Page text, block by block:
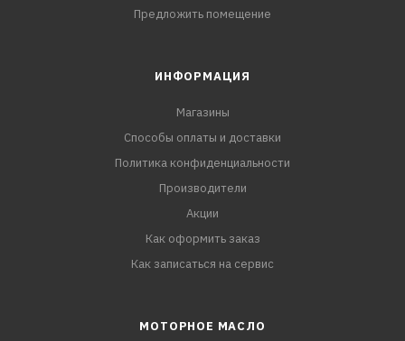
Предложить помещение
ИНФОРМАЦИЯ
Магазины
Способы оплаты и доставки
Политика конфиденциальности
Производители
Акции
Как оформить заказ
Как записаться на сервис
МОТОРНОЕ МАСЛО